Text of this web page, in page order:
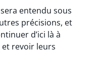
entendu sous
précisions, et
d’ici là à
et revoir leurs